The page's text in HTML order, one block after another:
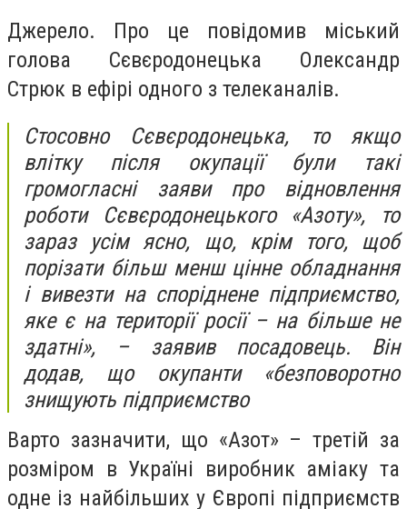
Джерело. Про це повідомив міський
голова Сєвєродонецька Олександр
Стрюк в ефірі одного з телеканалів.
Стосовно Сєвєродонецька, то якщо
влітку після окупації були такі
громогласні заяви про відновлення
роботи Сєвєродонецького «Азоту», то
зараз усім ясно, що, крім того, щоб
порізати більш менш цінне обладнання
і вивезти на споріднене підприємство,
яке є на території росії – на більше не
здатні», – заявив посадовець. Він
додав, що окупанти «безповоротно
знищують підприємство
Варто зазначити, що «Азот» – третій за
розміром в Україні виробник аміаку та
одне із найбільших у Європі підприємств